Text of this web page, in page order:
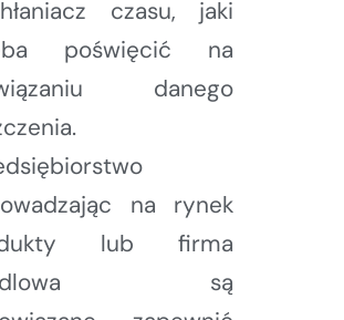
czasu, jaki
poświęcić na
danego
na rynek
lub firma
są